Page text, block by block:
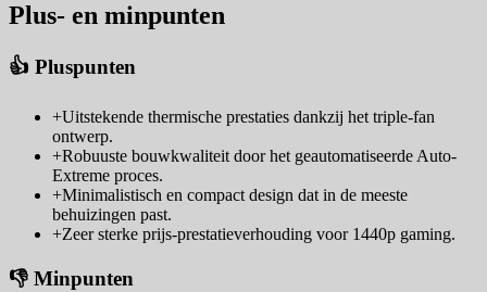
Plus- en minpunten
👍 Pluspunten
+Uitstekende thermische prestaties dankzij het triple-fan
ontwerp.
+Robuuste bouwkwaliteit door het geautomatiseerde Auto-
Extreme proces.
+Minimalistisch en compact design dat in de meeste
behuizingen past.
+Zeer sterke prijs-prestatieverhouding voor 1440p gaming.
👎 Minpunten